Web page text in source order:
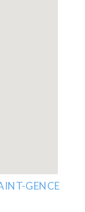
GENCE